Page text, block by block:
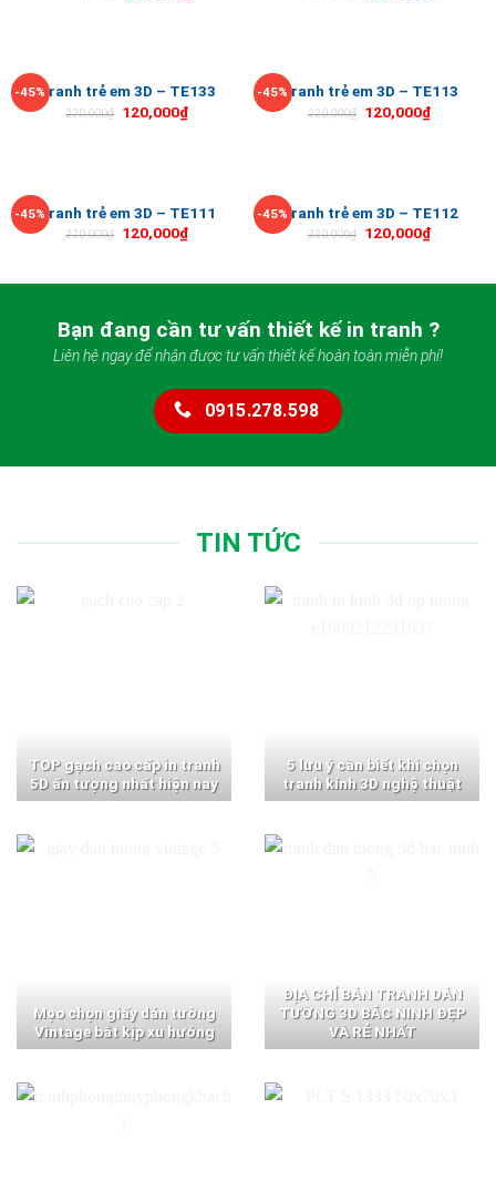
-45%Tranh trẻ em 3D – TE133
220,000₫ 120,000₫
-45%Tranh trẻ em 3D – TE113
220,000₫ 120,000₫
-45%Tranh trẻ em 3D – TE111
220,000₫ 120,000₫
-45%Tranh trẻ em 3D – TE112
220,000₫ 120,000₫
Bạn đang cần tư vấn thiết kế in tranh ?
Liên hệ ngay để nhận được tư vấn thiết kế hoàn toàn miễn phí!
0915.278.598
TIN TỨC
TOP gạch cao cấp in tranh
5D ấn tượng nhất hiện nay
5 lưu ý cần biết khi chọn
tranh kính 3D nghệ thuật
Mẹo chọn giấy dán tường
Vintage bắt kịp xu hướng
ĐỊA CHỈ BÁN TRANH DÁN
TƯỜNG 3D BẮC NINH ĐẸP
VÀ RẺ NHẤT